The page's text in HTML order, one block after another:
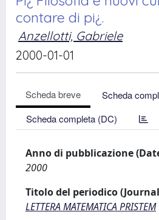
contare di pi¿.
Anzellotti, Gabriele
2000-01-01
Scheda breve
Scheda
Scheda completa (DC)
Anno di pubblicazione
2000
Titolo del periodico
LETTERA MATEMATICA PRISTEM